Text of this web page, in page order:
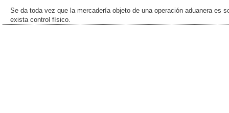
Se da toda vez que la mercadería objeto de una operación aduanera es
exista control físico.